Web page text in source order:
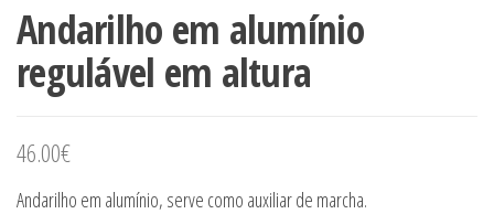
Andarilho em alumínio
regulável em altura
46.00€
Andarilho em alumínio, serve como auxiliar de marcha.